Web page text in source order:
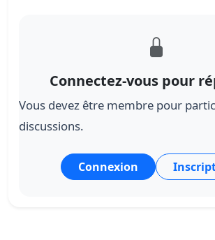
Connectez-vous pour
Vous devez être membre pour
discussions.
Connexion